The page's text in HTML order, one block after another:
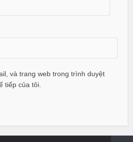
và trang web trong trình duyệt
tiếp của tôi.